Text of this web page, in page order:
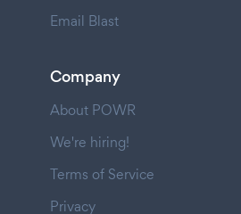
Email Blast
Company
About POWR
We're hiring!
Terms of Service
Privacy